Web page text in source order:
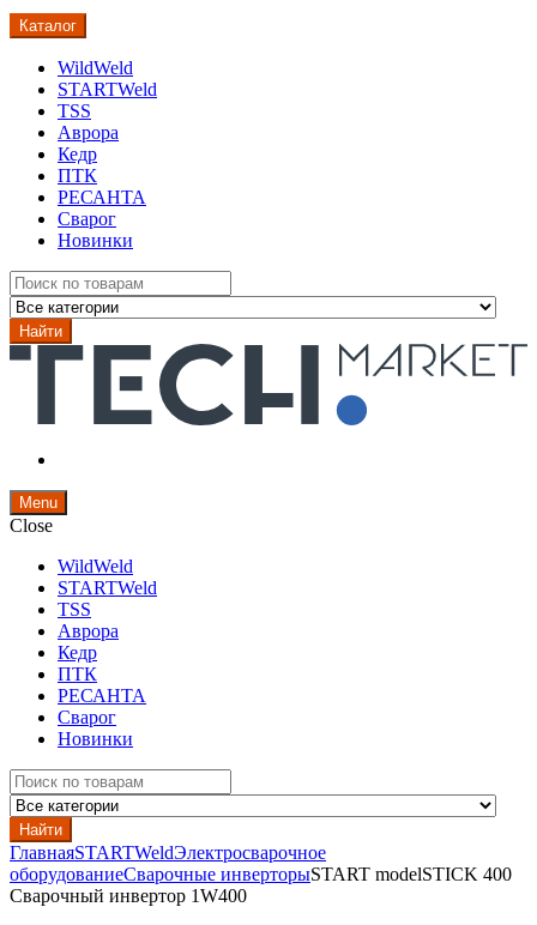
Каталог
WildWeld
STARTWeld
TSS
Аврора
Кедр
ПТК
РЕСАНТА
Сварог
Новинки
Search
for:
Найти
Menu
Close
WildWeld
STARTWeld
TSS
Аврора
Кедр
ПТК
РЕСАНТА
Сварог
Новинки
Search
for:
Найти
ГлавнаяSTARTWeldЭлектросварочное
оборудованиеСварочные инверторыSTART modelSTICK 400
Сварочный инвертор 1W400